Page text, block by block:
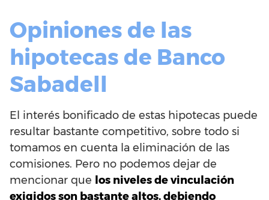
Opiniones de las
hipotecas de Banco
Sabadell
El interés bonificado de estas hipotecas puede
resultar bastante competitivo, sobre todo si
tomamos en cuenta la eliminación de las
comisiones. Pero no podemos dejar de
mencionar que los niveles de vinculación
exigidos son bastante altos, debiendo